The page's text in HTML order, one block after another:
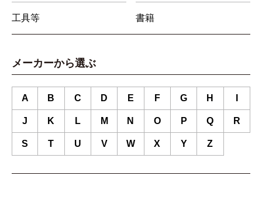
工具等 書籍
メーカーから選ぶ
A B C D E F G H
J K L M N O P Q R
S T U V W X Y Z